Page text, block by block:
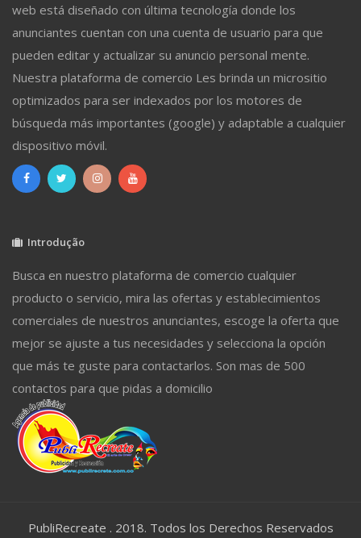
web está diseñado con última tecnología donde los
anunciantes cuentan con una cuenta de usuario para que
pueden editar y actualizar su anuncio personal mente.
Nuestra plataforma de comercio Les brinda un micrositio
optimizados para ser indexados por los motores de
búsqueda más importantes (google) y adaptable a cualquier
dispositivo móvil.
Introdução
Busca en nuestro plataforma de comercio cualquier
producto o servicio, mira las ofertas y establecimientos
comerciales de nuestros anunciantes, escoge la oferta que
mejor se ajuste a tus necesidades y selecciona la opción
que más te guste para contactarlos. Son mas de 500
contactos para que pidas a domicilio
PubliRecreate . 2018. Todos los Derechos Reservados